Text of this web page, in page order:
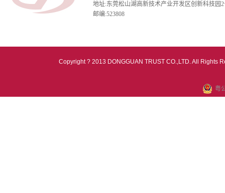
地址:东莞松山湖高新技术产业开发区创新科技园
邮编:523808
Copyright ? 2013 DONGGUAN TRUST CO.,LTD. All Rights
粤